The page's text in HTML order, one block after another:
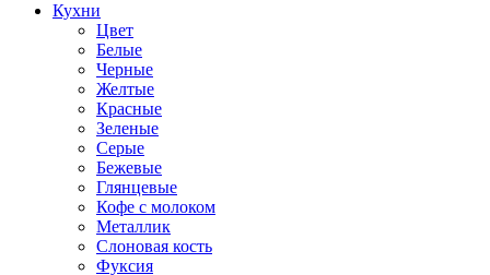
Кухни
Цвет
Белые
Черные
Желтые
Красные
Зеленые
Серые
Бежевые
Глянцевые
Кофе с молоком
Металлик
Слоновая кость
Фуксия